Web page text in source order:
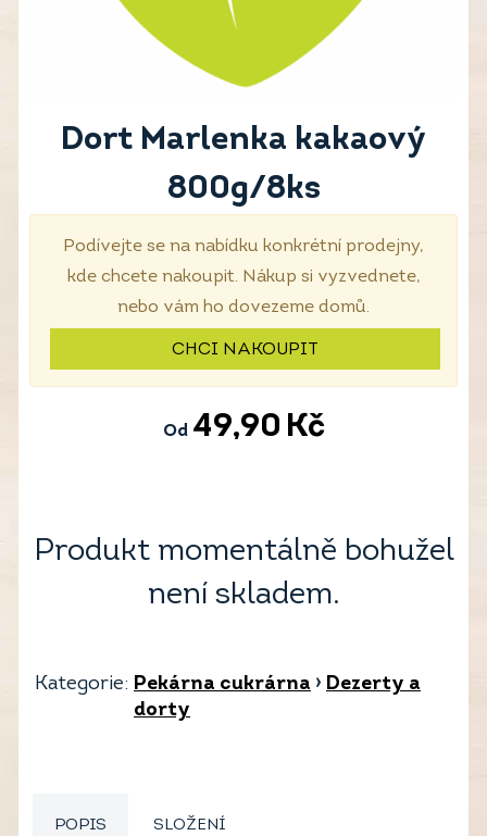
Dort Marlenka kakaový
800g/8ks
Podívejte se na nabídku konkrétní prodejny,
kde chcete nakoupit. Nákup si vyzvednete,
nebo vám ho dovezeme domů.
CHCI NAKOUPIT
Od 49,90 Kč
Produkt momentálně bohužel
není skladem.
Kategorie: Pekárna cukrárna › Dezerty a
dorty
POPIS SLOŽENÍ